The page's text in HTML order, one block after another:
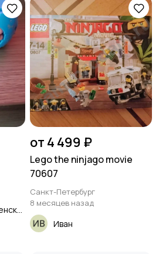
от 4 499 ₽
Lego the ninjago movie
70607
Санкт-Петербург
8 месяцев назад
Иван